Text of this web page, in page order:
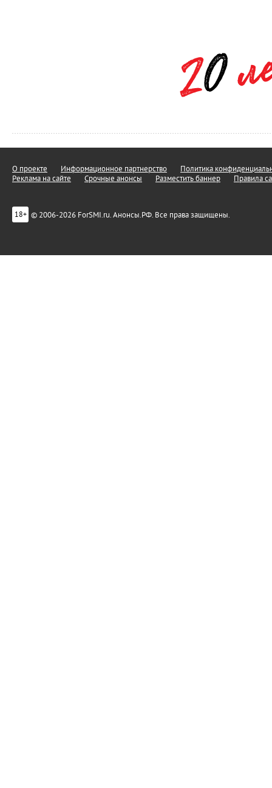
О проекте Информационное партнерство
Политика
Реклама на сайте
Срочные анонсы Разместить баннер Правила
18+ © 2006-2026 ForSMI.ru. Анонсы.РФ. Все права защищены.